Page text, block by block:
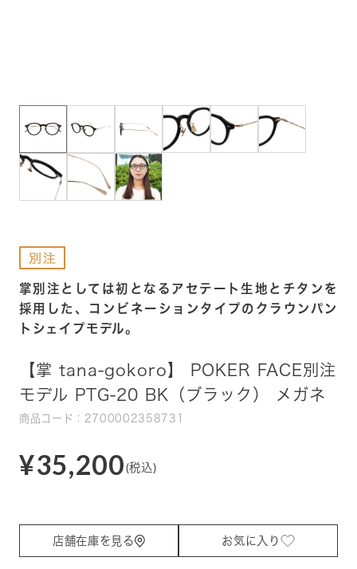
掌別注としては初となるアセテート生地とチタンを
採用した、コンビネーションタイプのクラウンパン
トシェイプモデル。
【掌 tana-gokoro】 POKER FACE別注
モデル PTG-20 BK（ブラック） メガネ
商品コード：2700002358731
¥35,200 (税込)
店舗在庫を見る お気に入り